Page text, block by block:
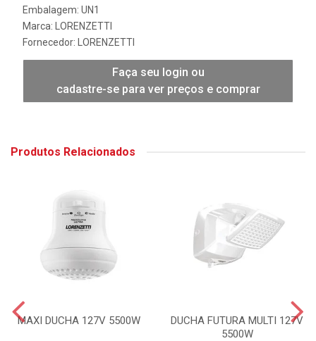
Embalagem: UN1
Marca:
LORENZETTI
Fornecedor:
LORENZETTI
Faça seu login ou
cadastre-se para ver preços e comprar
Produtos Relacionados
MAXI DUCHA 127V 5500W
DUCHA FUTURA MULTI 127V
5500W